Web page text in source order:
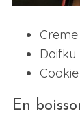
Daifku
En